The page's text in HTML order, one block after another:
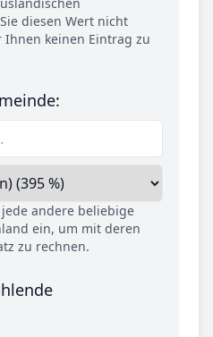
diesen Wert nicht
keinen Eintrag zu
andere beliebige
ein, um mit deren
zu rechnen.